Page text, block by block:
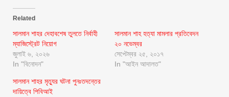
Related
সালমান শাহর দেহাবশেষ তুলতে নির্বাহী
ম্যাজিস্ট্রেট নিয়োগ
জুলাই ৬, ২০২৬
In "বিনোদন"
সালমান শাহ হত্যা মামলার প্রতিবেদন
২০ নভেম্বর
সেপ্টেম্বর ২৫, ২০১৭
In "আইন আদালত"
সালমান শাহর মৃত্যুর ঘটনা পুনঃতদন্তের
দায়িত্বে পিবিআই